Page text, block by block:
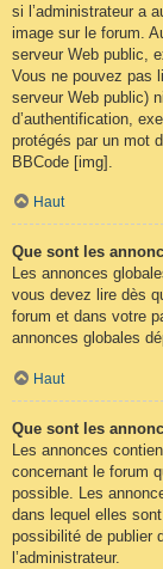
si l’administrateur a
image sur le forum.
serveur Web public,
Vous ne pouvez pas
serveur Web public)
d’authentification,
protégés par un mot
BBCode [img].
Haut
Que sont les
Les annonces
vous devez lire dès
forum et dans votre
annonces globales
Haut
Que sont les
Les annonces
concernant le forum
possible. Les
dans lequel elles
possibilité de publier
l’administrateur.